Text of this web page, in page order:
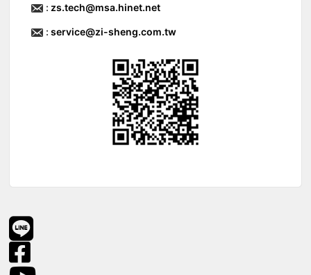
: zs.tech@msa.hinet.net
:service@zi-sheng.com.tw